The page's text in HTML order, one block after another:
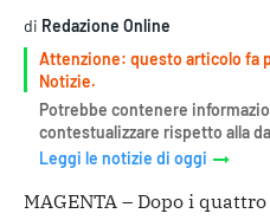
di Redazione Online
Attenzione: questo articolo fa
Notizie.
Potrebbe contenere
contestualizzare rispetto alla
Leggi le notizie di oggi
MAGENTA – Dopo i